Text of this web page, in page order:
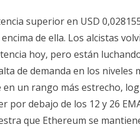
superior en USD
de ella. Los alcistas
hoy, pero están
de demanda en los niveles
un rango más estrecho,
por debajo de los 12 y 26
que Ethereum se